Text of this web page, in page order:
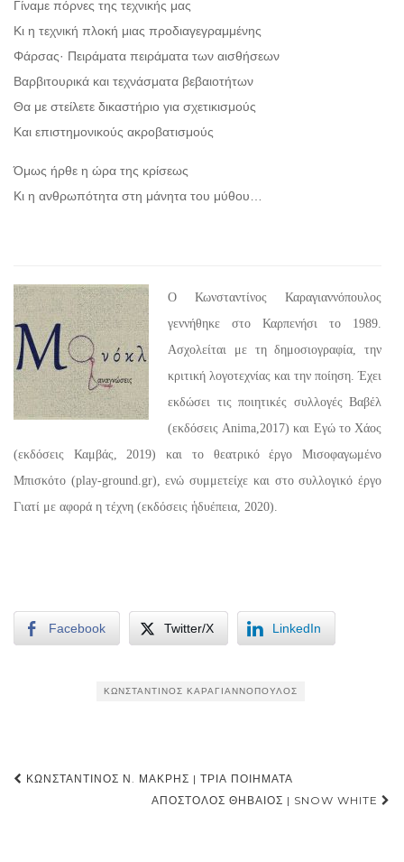
Γίναμε πόρνες της τεχνικής μας
Κι η τεχνική πλοκή μιας προδιαγεγραμμένης
Φάρσας· Πειράματα πειράματα των αισθήσεων
Βαρβιτουρικά και τεχνάσματα βεβαιοτήτων
Θα με στείλετε δικαστήριο για σχετικισμούς
Και επιστημονικούς ακροβατισμούς
Όμως ήρθε η ώρα της κρίσεως
Κι η ανθρωπότητα στη μάνητα του μύθου…
Ο Κωνσταντίνος Καραγιαννόπουλος
γεννήθηκε στο Καρπενήσι το 1989.
Ασχολείται με τη δημοσιογραφία, την
κριτική λογοτεχνίας και την ποίηση. Έχει
εκδώσει τις ποιητικές συλλογές Βαβέλ
(εκδόσεις Anima,2017) και Εγώ το Χάος
(εκδόσεις Καμβάς, 2019) και το θεατρικό έργο Μισοφαγωμένο
Μπισκότο (play-ground.gr), ενώ συμμετείχε και στο συλλογικό έργο
Γιατί με αφορά η τέχνη (εκδόσεις ἡδυέπεια, 2020).
Facebook Twitter/X LinkedIn
ΚΩΝΣΤΑΝΤΊΝΟΣ ΚΑΡΑΓΙΑΝΝΌΠΟΥΛΟΣ
Post
ΚΩΝΣΤΑΝΤΊΝΟΣ Ν. ΜΑΚΡΉΣ | ΤΡΊΑ ΠΟΙΉΜΑΤΑ
ΑΠΌΣΤΟΛΟΣ ΘΗΒΑΊΟΣ | SNOW WHITE